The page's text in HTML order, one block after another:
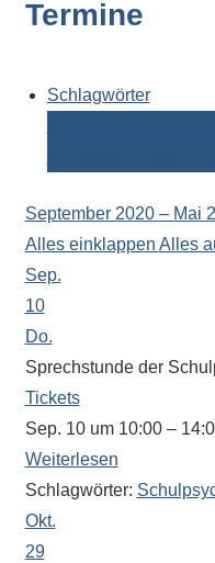
Kontaktdaten,
Zusammensetzung
oder
zur
Ausstattung
der
wir
versuchen
auf
alle
Fragen
Antworten
zu
bieten.
Termine
Schlagwörter
September 2020 – Mai
Alles einklappen Alles
Sep.
10
Do.
Sprechstunde der
Tickets
Sep. 10 um 10:00 –
Weiterlesen
Schlagwörter:
Okt.
29